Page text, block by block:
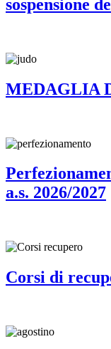
sospensione
MEDAGLIA
a.s. 2026/2027
Corsi di